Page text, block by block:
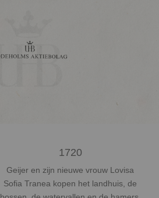
1720
Geijer en zijn nieuwe vrouw Lovisa
Sofia Tranea kopen het landhuis, de